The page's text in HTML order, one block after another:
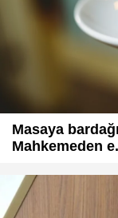
Masaya
Mahkemeden